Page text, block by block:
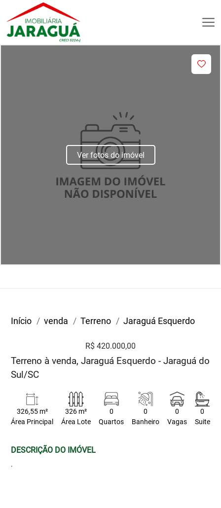
Ver fotos do imóvel
Início venda Terreno Jaraguá Esquerdo
R$ 420.000,00
Terreno à venda, Jaraguá Esquerdo - Jaraguá do
Sul/SC
326,55 m²
Área Principal
326 m²
Área Lote
0
Quartos
0
Banheiro
0
Vagas
0
Suite
DESCRIÇÃO DO IMÓVEL
.